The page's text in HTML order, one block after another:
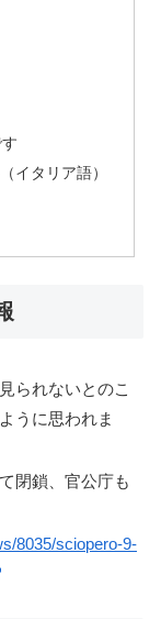
イタリア語）
られないとのこ
うに思われま
閉鎖、官公庁も
8035/sciopero-9-